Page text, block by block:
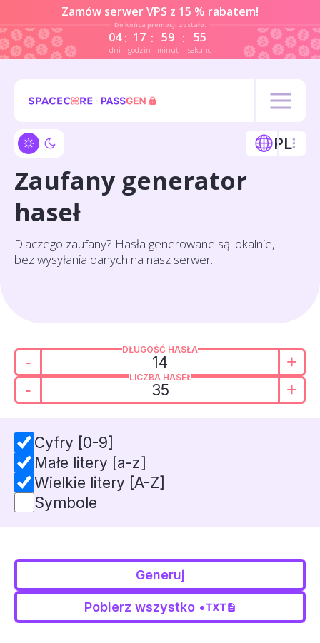
Zamów serwer VPS z 15 % rabatem!
Do końca promocji zostało:
04
dni
: 17
godzin
: 59
minut
: 54
sekundy
PL
Zaufany generator
haseł
Dlaczego zaufany? Hasła generowane są lokalnie,
bez wysyłania danych na nasz serwer.
DŁUGOŚĆ HASŁA
- +
LICZBA HASEŁ
- +
Cyfry [0-9]
Małe litery [a-z]
Wielkie litery [A-Z]
Symbole
Generuj
Pobierz wszystko •